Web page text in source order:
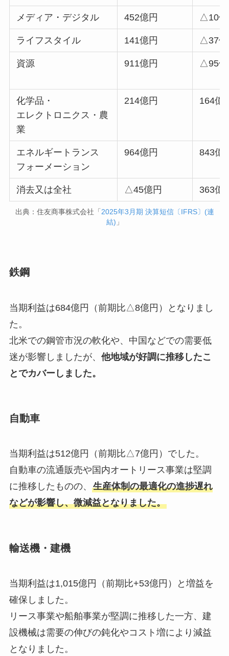
メディア・デジタル 452億円 △10
ライフスタイル 141億円 △37
資源 911億円 △95
化学品・
エレクトロニクス・農
業
214億円 164億
エネルギートランス
フォーメーション
964億円 843億
消去又は全社 △45億円 363億
出典：住友商事株式会社「 2025年3月期 決算短信〔IFRS〕(連
結) 」
鉄鋼
当期利益は684億円（前期比△8億円）となりまし
た。
北米での鋼管市況の軟化や、中国などでの需要低
迷が影響しましたが、 他地域が好調に推移したこ
とでカバーしました。
自動車
当期利益は512億円（前期比△7億円）でした。
自動車の流通販売や国内オートリース事業は堅調
に推移したものの、 生産体制の最適化の進捗遅れ
などが影響し、微減益となりました。
輸送機・建機
当期利益は1,015億円（前期比+53億円）と増益を
確保しました。
リース事業や船舶事業が堅調に推移した一方、建
設機械は需要の伸びの鈍化やコスト増により減益
となりました。